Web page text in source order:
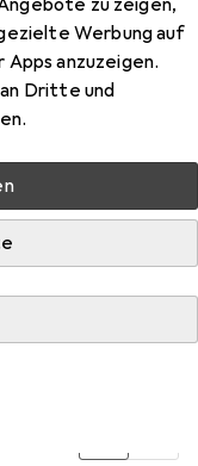
zu zeigen,
Werbung auf
anzuzeigen.
Dritte und
Produkt Givenchy